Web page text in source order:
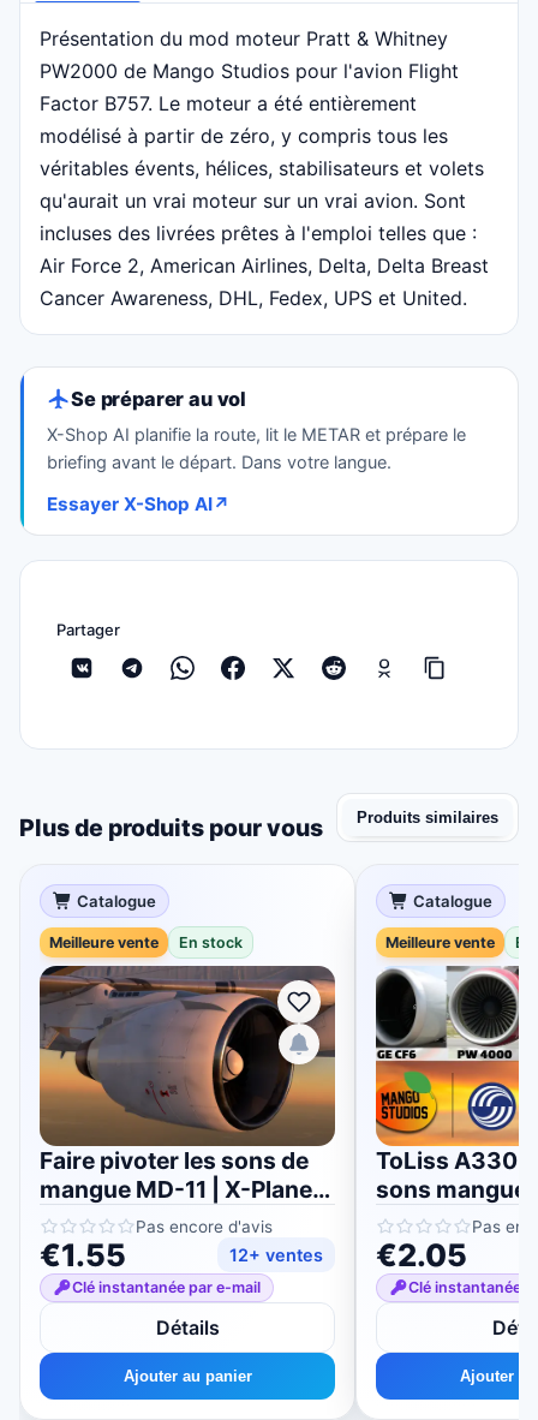
Description
Présentation du mod moteur Pratt & Whitney
PW2000 de Mango Studios pour l'avion Flight
Factor B757. Le moteur a été entièrement
modélisé à partir de zéro, y compris tous les
véritables évents, hélices, stabilisateurs et volets
qu'aurait un vrai moteur sur un vrai avion. Sont
incluses des livrées prêtes à l'emploi telles que :
Air Force 2, American Airlines, Delta, Delta Breast
Cancer Awareness, DHL, Fedex, UPS et United.
Se préparer au vol
X-Shop AI planifie la route, lit le METAR et prépare le
briefing avant le départ. Dans votre langue.
Essayer X-Shop AI↗
Partager
Plus de produits pour vous Produits similaires
Catalogue
Meilleure vente En stock
Faire pivoter les sons de
mangue MD-11 | X-Plane
11/12
Pas encore d'avis
€1.55 12+ ventes
Clé instantanée par e-mail
Détails
Ajouter au panier
Catalogue
Meilleure vente
ToLiss A330-
sons mangue
11/12
Pas
€2.05
Clé instantanée
Ajouter